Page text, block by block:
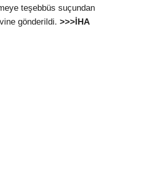
teşebbüs suçundan
gönderildi. >>>İHA